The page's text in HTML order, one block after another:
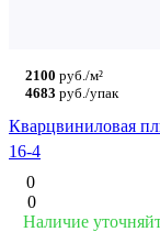
2100 руб./м²
4683 руб./упак
Кварцвиниловая
16-4
0
0
Наличие